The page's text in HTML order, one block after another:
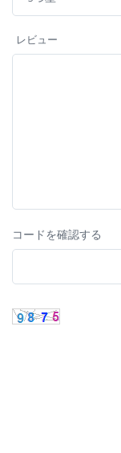
レビュー
コードを確認する